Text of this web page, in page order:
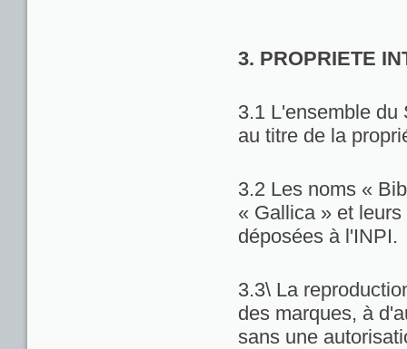
3. PROPRIETE
3.1 L'ensemble du
au titre de la
3.2 Les noms «
« Gallica » et
déposées à l'INPI.
3.3\ La
des marques, à
sans une